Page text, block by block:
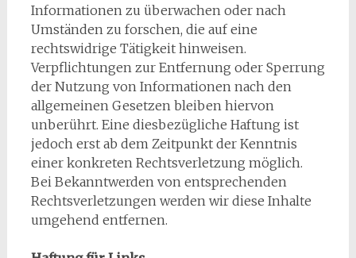
Informationen zu überwachen oder nach
Umständen zu forschen, die auf eine
rechtswidrige Tätigkeit hinweisen.
Verpflichtungen zur Entfernung oder Sperrung
der Nutzung von Informationen nach den
allgemeinen Gesetzen bleiben hiervon
unberührt. Eine diesbezügliche Haftung ist
jedoch erst ab dem Zeitpunkt der Kenntnis
einer konkreten Rechtsverletzung möglich.
Bei Bekanntwerden von entsprechenden
Rechtsverletzungen werden wir diese Inhalte
umgehend entfernen.